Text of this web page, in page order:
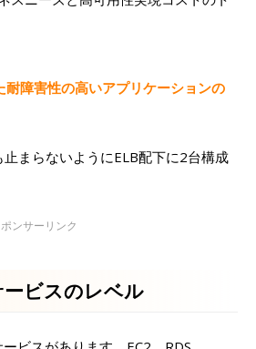
耐障害性の高いアプリケーションの
まらないようにELB配下に2台構成
ビスのレベル